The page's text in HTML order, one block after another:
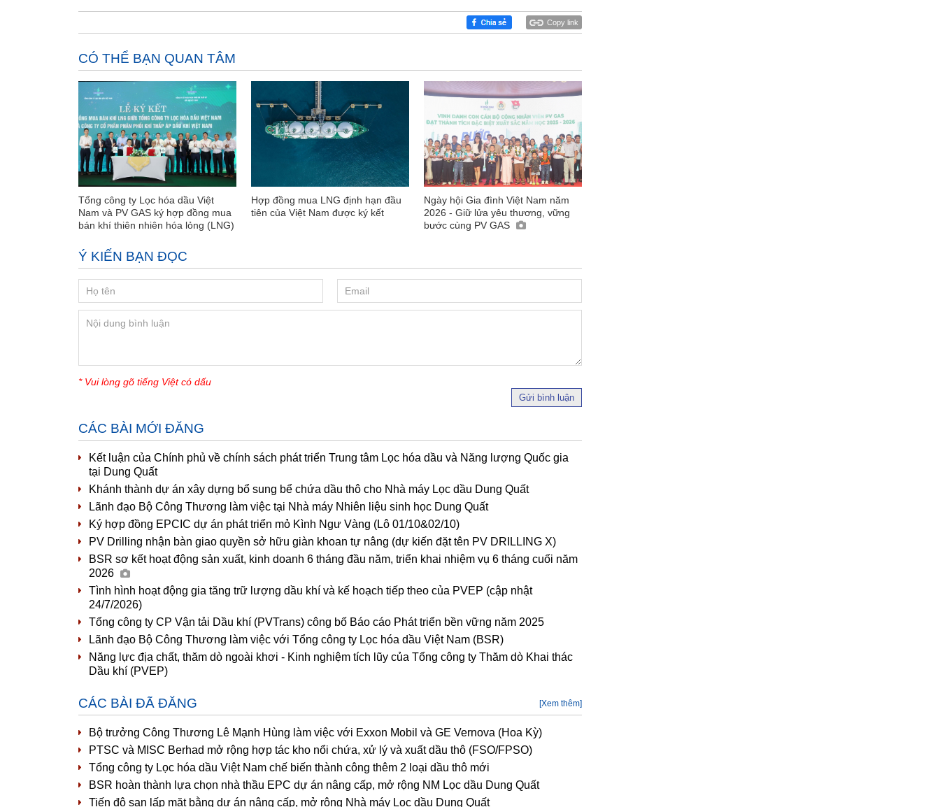
Copy link
CÓ THỂ BẠN QUAN TÂM
Tổng công ty Lọc hóa dầu Việt
Nam và PV GAS ký hợp đồng mua
bán khí thiên nhiên hóa lỏng (LNG)
Hợp đồng mua LNG định hạn đầu
tiên của Việt Nam được ký kết
Ngày hội Gia đình Việt Nam năm
2026 - Giữ lửa yêu thương, vững
bước cùng PV GAS
Ý KIẾN BẠN ĐỌC
* Vui lòng gõ tiếng Việt có dấu
Gửi bình luận
CÁC BÀI MỚI ĐĂNG
Kết luận của Chính phủ về chính sách phát triển Trung tâm Lọc hóa dầu và Năng lượng Quốc gia
tại Dung Quất
Khánh thành dự án xây dựng bổ sung bể chứa dầu thô cho Nhà máy Lọc dầu Dung Quất
Lãnh đạo Bộ Công Thương làm việc tại Nhà máy Nhiên liệu sinh học Dung Quất
Ký hợp đồng EPCIC dự án phát triển mỏ Kình Ngư Vàng (Lô 01/10&02/10)
PV Drilling nhận bàn giao quyền sở hữu giàn khoan tự nâng (dự kiến đặt tên PV DRILLING X)
BSR sơ kết hoạt động sản xuất, kinh doanh 6 tháng đầu năm, triển khai nhiệm vụ 6 tháng cuối năm
2026
Tình hình hoạt động gia tăng trữ lượng dầu khí và kế hoạch tiếp theo của PVEP (cập nhật
24/7/2026)
Tổng công ty CP Vận tải Dầu khí (PVTrans) công bố Báo cáo Phát triển bền vững năm 2025
Lãnh đạo Bộ Công Thương làm việc với Tổng công ty Lọc hóa dầu Việt Nam (BSR)
Năng lực địa chất, thăm dò ngoài khơi - Kinh nghiệm tích lũy của Tổng công ty Thăm dò Khai thác
Dầu khí (PVEP)
CÁC BÀI ĐÃ ĐĂNG [Xem thêm]
Bộ trưởng Công Thương Lê Mạnh Hùng làm việc với Exxon Mobil và GE Vernova (Hoa Kỳ)
PTSC và MISC Berhad mở rộng hợp tác kho nổi chứa, xử lý và xuất dầu thô (FSO/FPSO)
Tổng công ty Lọc hóa dầu Việt Nam chế biến thành công thêm 2 loại dầu thô mới
BSR hoàn thành lựa chọn nhà thầu EPC dự án nâng cấp, mở rộng NM Lọc dầu Dung Quất
Tiến độ san lấp mặt bằng dự án nâng cấp, mở rộng Nhà máy Lọc dầu Dung Quất